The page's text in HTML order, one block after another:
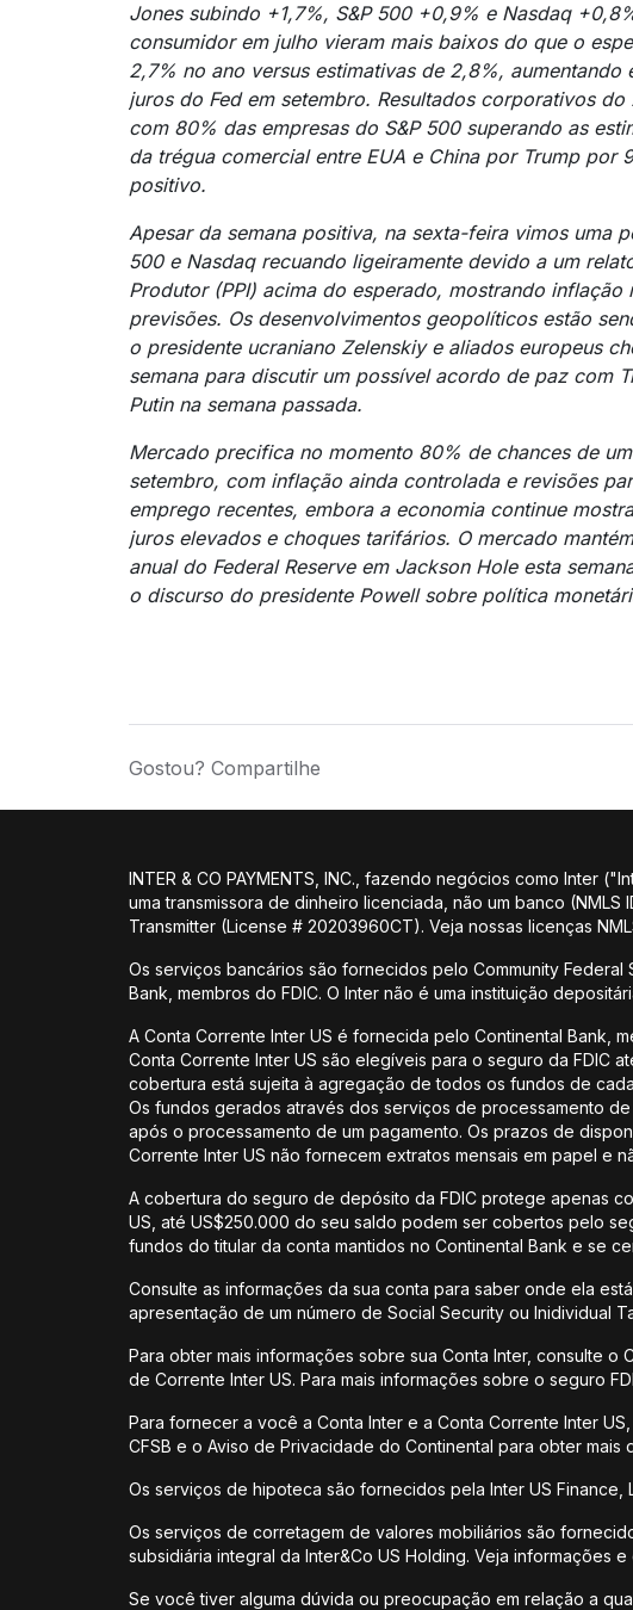
Jones subindo +1,7%, S&P 500 +0,9% e Nasdaq
consumidor em julho vieram mais baixos do que o
2,7% no ano versus estimativas de 2,8%, aumentando
juros do Fed em setembro. Resultados corporativos
com 80% das empresas do S&P 500 superando as
da trégua comercial entre EUA e China por Trump por
positivo.
Apesar da semana positiva, na sexta-feira vimos uma
500 e Nasdaq recuando ligeiramente devido a um
Produtor (PPI) acima do esperado, mostrando inflação
previsões. Os desenvolvimentos geopolíticos estão
o presidente ucraniano Zelenskiy e aliados europeus
semana para discutir um possível acordo de paz com
Putin na semana passada.
Mercado precifica no momento 80% de chances de
setembro, com inflação ainda controlada e revisões
emprego recentes, embora a economia continue
juros elevados e choques tarifários. O mercado
anual do Federal Reserve em Jackson Hole esta
o discurso do presidente Powell sobre política
Gostou? Compartilhe
INTER & CO PAYMENTS, INC., fazendo negócios como Inter
uma transmissora de dinheiro licenciada, não um banco
Transmitter (License # 20203960CT). Veja nossas licenças
Os serviços bancários são fornecidos pelo Community
Bank, membros do FDIC. O Inter não é uma instituição
A Conta Corrente Inter US é fornecida pelo Continental Bank,
Conta Corrente Inter US são elegíveis para o seguro da FDIC
cobertura está sujeita à agregação de todos os fundos de
Os fundos gerados através dos serviços de processamento
após o processamento de um pagamento. Os prazos de
Corrente Inter US não fornecem extratos mensais em papel e
A cobertura do seguro de depósito da FDIC protege apenas
US, até US$250.000 do seu saldo podem ser cobertos pelo
fundos do titular da conta mantidos no Continental Bank e se
Consulte as informações da sua conta para saber onde ela
apresentação de um número de Social Security ou Inidividual
Para obter mais informações sobre sua Conta Inter, consulte
de Corrente Inter US. Para mais informações sobre o seguro
Para fornecer a você a Conta Inter e a Conta Corrente Inter
CFSB e o Aviso de Privacidade do Continental para obter mais
Os serviços de hipoteca são fornecidos pela Inter US Finance,
Os serviços de corretagem de valores mobiliários são
subsidiária integral da Inter&Co US Holding. Veja informações
Se você tiver alguma dúvida ou preocupação em relação a